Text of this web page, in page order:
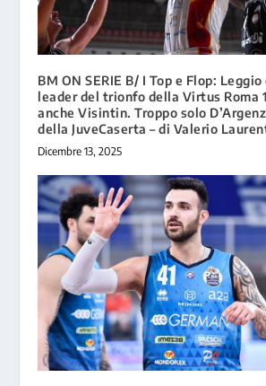
BM ON SERIE B/ I Top e Flop:
leader del trionfo della Virtus Roma
anche Visintin. Troppo solo
della JuveCaserta – di Valerio
Dicembre 13, 2025